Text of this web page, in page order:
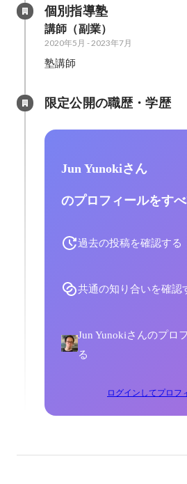
個別指導塾
講師（副業）
2020年5月 -2023年7月
塾講師
限定公開の職歴・学歴
Jun Yunokiさん
のプロフィールをす
過去の投稿を確認する
共通の知り合いを確認
Jun Yunokiさんのプロ
る
ログインしてプロフ